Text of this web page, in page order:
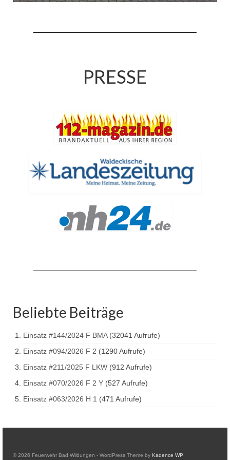
Benefizkonzert 2021
Fahrzeuge & Technik
Stützpunkt
Einsatzfahrzeuge
Einsatzleitwagen ELW 1
Drehleiter DLK 23/12
Tanklöschfahrzeug TLF 4000
Löschgruppenfahrzeug LF 20 KatS
Gerätewagen Logistik GW-L 2
Tanklöschfahrzeug TLF 16/24 Tr
Gerätewagen Gefahrgut GW-G
GDekonP-LKW
PRESSE
Beliebte Beiträge
Einsatz #144/2024 F BMA (32041 Aufrufe)
Einsatz #094/2026 F 2 (1290 Aufrufe)
Einsatz #211/2025 F LKW (912 Aufrufe)
Einsatz #070/2026 F 2 Y (527 Aufrufe)
Einsatz #063/2026 H 1 (471 Aufrufe)
© 2026 Feuerwehr Bad Wildungen - WordPress Theme by Kadence WP